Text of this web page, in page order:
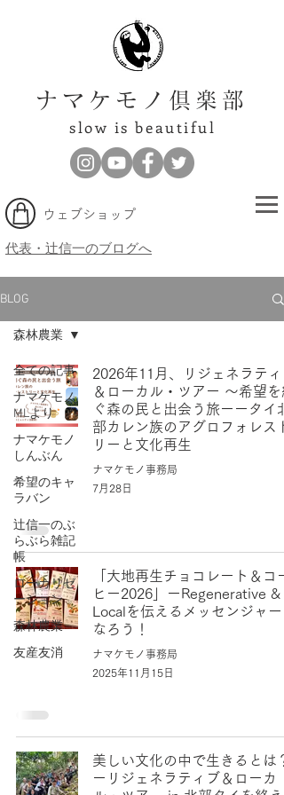
ナマケモノ倶楽部
slow is beautiful
​ウェブショップ
代表・辻信一のブログへ
BLOG
全ての記事
ナマケモノ
MLより
ナマケモノ
しんぶん
希望のキャ
ラバン
辻信一のぶ
らぶら雑記
帳
ローカリゼ
ーション
森林農業
友産友消
森林農業
2026年11月、リジェネラティ
＆ローカル・ツアー ～希望を
ぐ森の民と出会う旅ーータイ北
部カレン族のアグロフォレスト
リーと文化再生
ナマケモノ事務局
7月28日
「大地再生チョコレート＆コー
ヒー2026」ーRegenerative &
Localを伝えるメッセンジャー
なろう！
ナマケモノ事務局
2025年11月15日
美しい文化の中で生きるとは？
ーリジェネラティブ＆ローカ